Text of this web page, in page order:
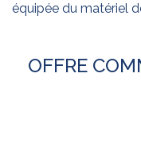
équipée du matériel
OFFRE